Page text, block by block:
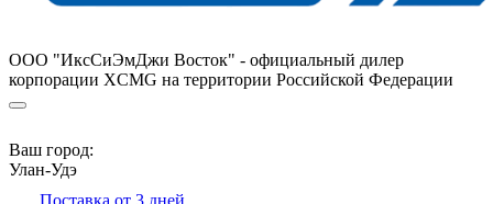
ООО "ИксСиЭмДжи Восток" - официальный дилер
корпорации XCMG на территории Российской Федерации
Ваш город:
Улан-Удэ
Поставка от 3 дней